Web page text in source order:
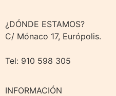
¿DÓNDE ESTAMOS?
C/ Mónaco 17, Európolis.
Tel: 910 598 305
INFORMACIÓN